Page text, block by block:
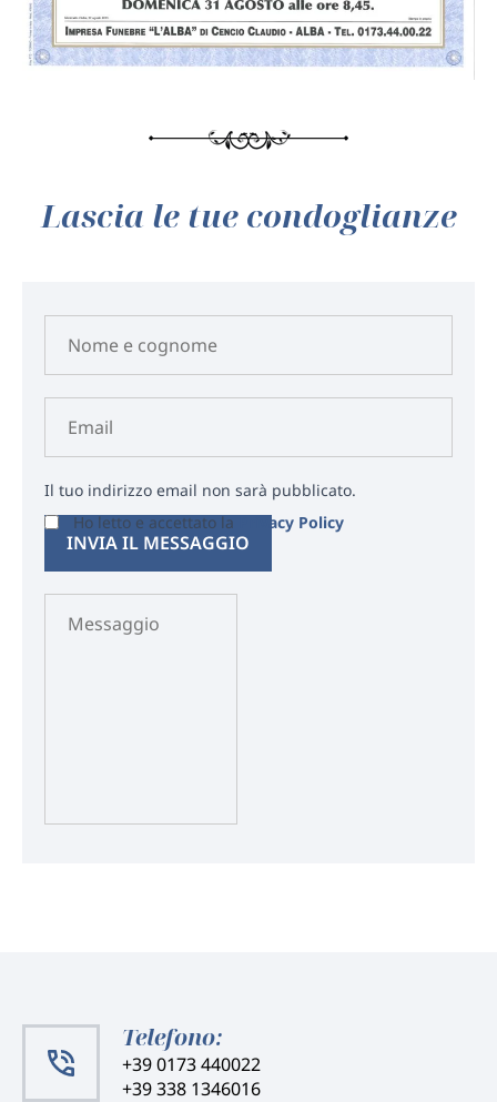
Lascia le tue condoglianze
Il tuo indirizzo email non sarà pubblicato.
Ho letto e accettato laPrivacy Policy
Telefono:
+39 0173 440022
+39 338 1346016